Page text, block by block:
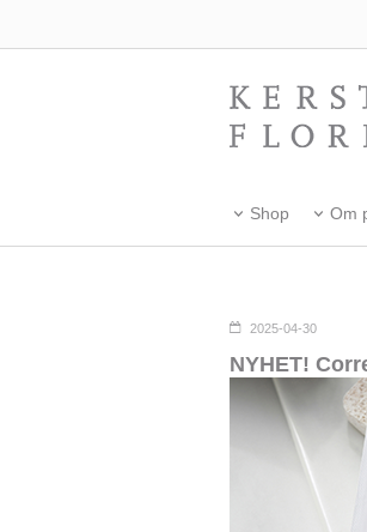
Shop Om
2025-04-30
NYHET!